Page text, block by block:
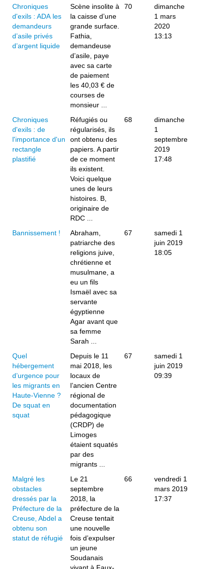
Chroniques
d'exils : ADA les
demandeurs
d’asile privés
d’argent liquide
Scène insolite à
la caisse d’une
grande surface.
Fathia,
demandeuse
d’asile, paye
avec sa carte
de paiement
les 40,03 € de
courses de
monsieur ...
70
dimanche
1 mars
2020
13:13
Chroniques
d'exils : de
l'importance d'un
rectangle
plastifié
Réfugiés ou
régularisés, ils
ont obtenu des
papiers. A partir
de ce moment
ils existent.
Voici quelque
unes de leurs
histoires. B,
originaire de
RDC ...
68
dimanche
1
septembre
2019
17:48
Bannissement !
Abraham,
patriarche des
religions juive,
chrétienne et
musulmane, a
eu un fils
Ismaël avec sa
servante
égyptienne
Agar avant que
sa femme
Sarah ...
67
samedi 1
juin 2019
18:05
Quel
hébergement
d’urgence pour
les migrants en
Haute-Vienne ?
De squat en
squat
Depuis le 11
mai 2018, les
locaux de
l’ancien Centre
régional de
documentation
pédagogique
(CRDP) de
Limoges
étaient squatés
par des
migrants ...
67
samedi 1
juin 2019
09:39
Malgré les
obstacles
dressés par la
Préfecture de la
Creuse, Abdel a
obtenu son
statut de réfugié
Le 21
septembre
2018, la
préfecture de la
Creuse tentait
une nouvelle
fois d’expulser
un jeune
Soudanais
66
vendredi 1
mars 2019
17:37